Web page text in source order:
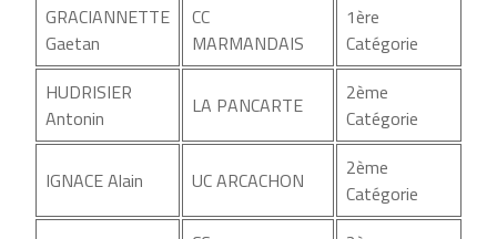
GRACIANNETTE
Gaetan
CC
MARMANDAIS
1ère
Catégorie
HUDRISIER
Antonin
LA PANCARTE
2ème
Catégorie
IGNACE Alain UC ARCACHON
2ème
Catégorie